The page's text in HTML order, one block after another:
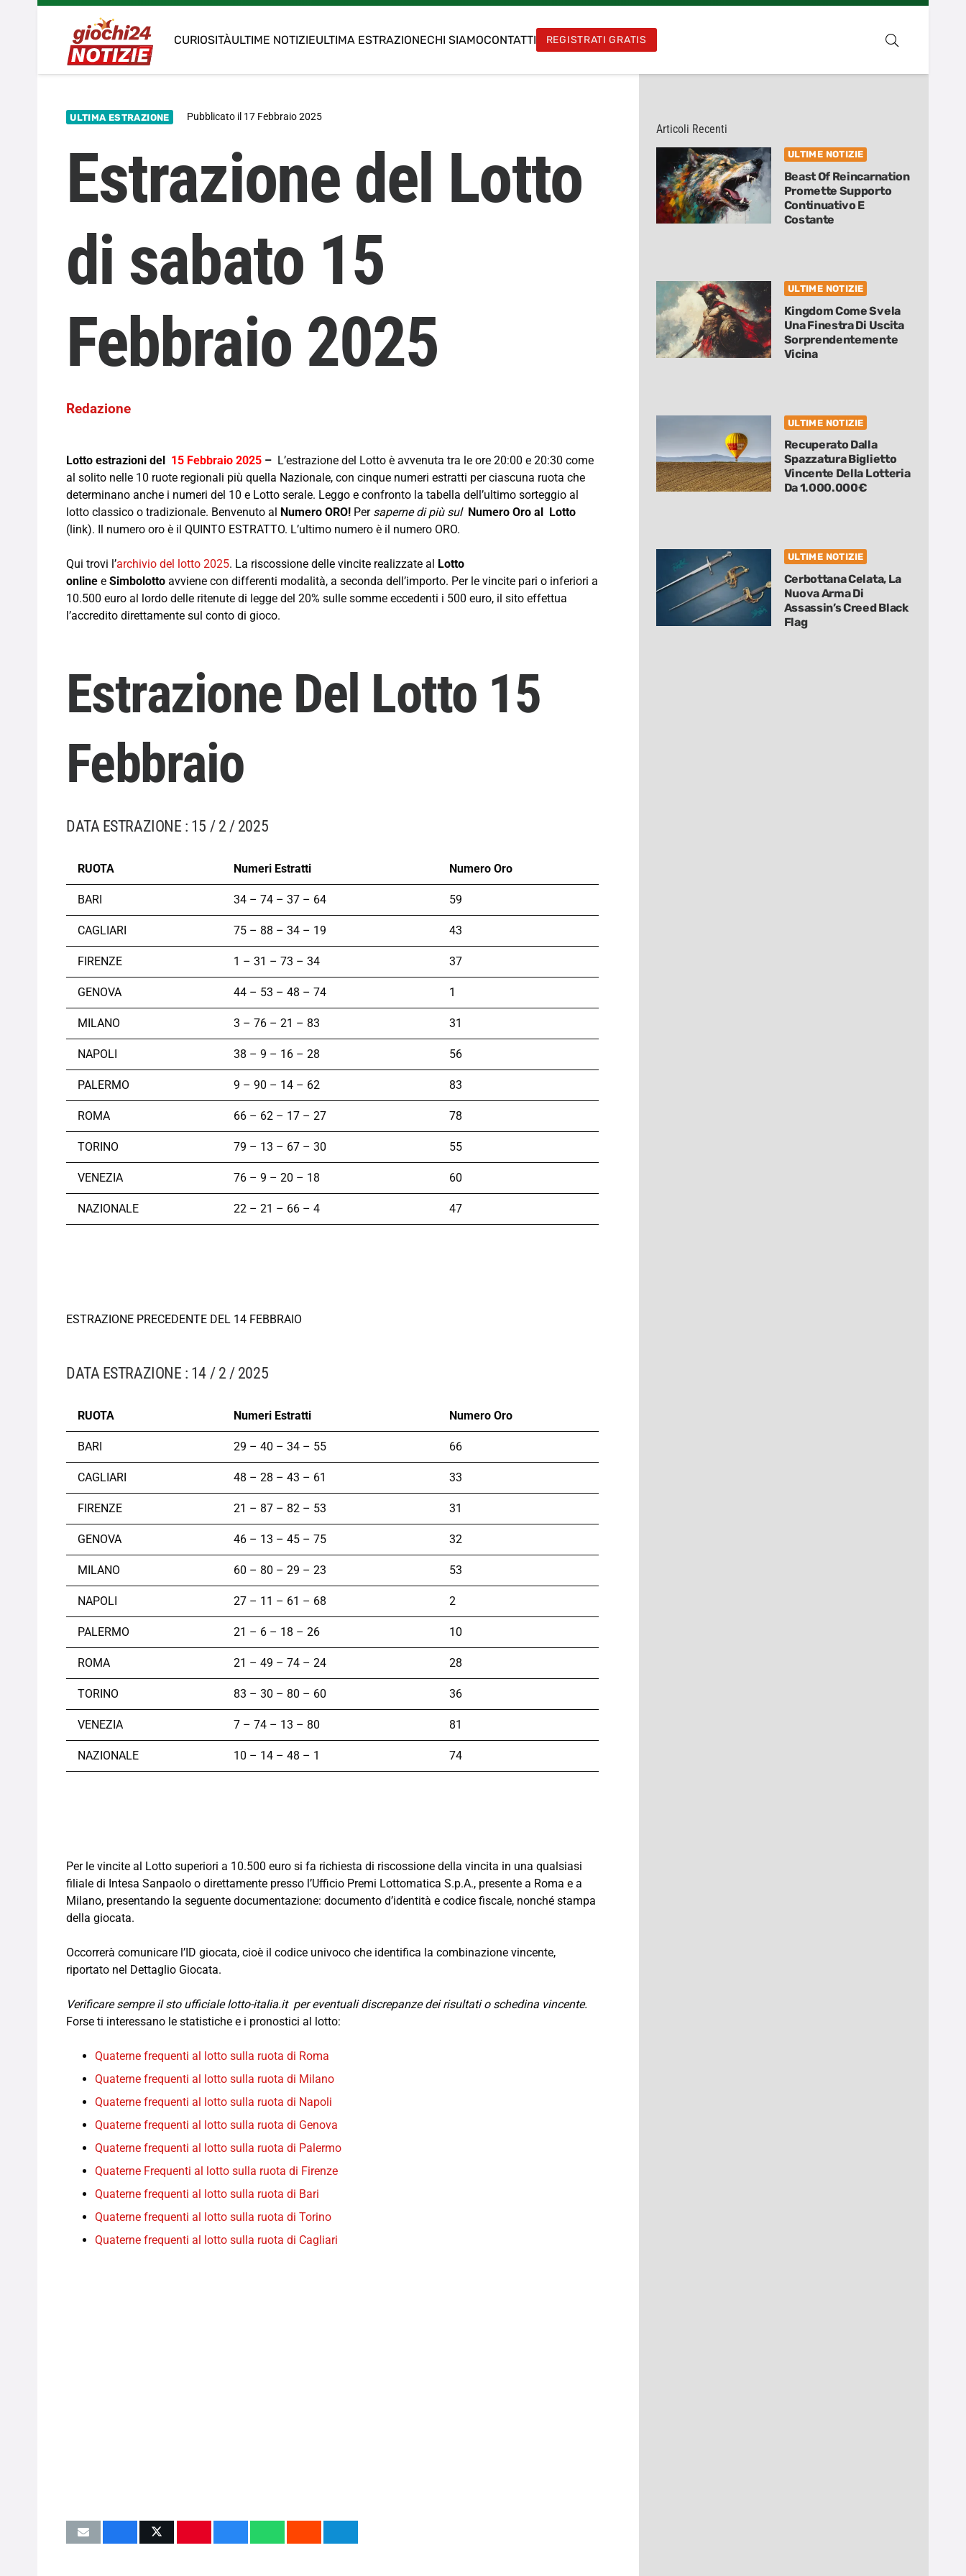
CURIOSITÀULTIME NOTIZIEULTIMA ESTRAZIONECHI SIAMOCONTATTI REGISTRATI GRATIS
ULTIMA ESTRAZIONE Pubblicato il 17 Febbraio 2025
Estrazione del Lotto
di sabato 15
Febbraio 2025
Redazione
Lotto estrazioni del 15 Febbraio 2025 – L’estrazione del Lotto è avvenuta tra le ore 20:00 e 20:30 come
al solito nelle 10 ruote regionali più quella Nazionale, con cinque numeri estratti per ciascuna ruota che
determinano anche i numeri del 10 e Lotto serale. Leggo e confronto la tabella dell’ultimo sorteggio al
lotto classico o tradizionale. Benvenuto al Numero ORO! Per saperne di più sul Numero Oro al Lotto
(link). Il numero oro è il QUINTO ESTRATTO. L’ultimo numero è il numero ORO.
Qui trovi l’archivio del lotto 2025. La riscossione delle vincite realizzate al Lotto
online e Simbolotto avviene con differenti modalità, a seconda dell’importo. Per le vincite pari o inferiori a
10.500 euro al lordo delle ritenute di legge del 20% sulle somme eccedenti i 500 euro, il sito effettua
l’accredito direttamente sul conto di gioco.
Estrazione Del Lotto 15
Febbraio
DATA ESTRAZIONE : 15 / 2 / 2025
RUOTA Numeri Estratti Numero Oro
BARI 34 – 74 – 37 – 64 59
CAGLIARI 75 – 88 – 34 – 19 43
FIRENZE 1 – 31 – 73 – 34 37
GENOVA 44 – 53 – 48 – 74 1
MILANO 3 – 76 – 21 – 83 31
NAPOLI 38 – 9 – 16 – 28 56
PALERMO 9 – 90 – 14 – 62 83
ROMA 66 – 62 – 17 – 27 78
TORINO 79 – 13 – 67 – 30 55
VENEZIA 76 – 9 – 20 – 18 60
NAZIONALE 22 – 21 – 66 – 4 47
ESTRAZIONE PRECEDENTE DEL 14 FEBBRAIO
DATA ESTRAZIONE : 14 / 2 / 2025
RUOTA Numeri Estratti Numero Oro
BARI 29 – 40 – 34 – 55 66
CAGLIARI 48 – 28 – 43 – 61 33
FIRENZE 21 – 87 – 82 – 53 31
GENOVA 46 – 13 – 45 – 75 32
MILANO 60 – 80 – 29 – 23 53
NAPOLI 27 – 11 – 61 – 68 2
PALERMO 21 – 6 – 18 – 26 10
ROMA 21 – 49 – 74 – 24 28
TORINO 83 – 30 – 80 – 60 36
VENEZIA 7 – 74 – 13 – 80 81
NAZIONALE 10 – 14 – 48 – 1 74
Per le vincite al Lotto superiori a 10.500 euro si fa richiesta di riscossione della vincita in una qualsiasi
filiale di Intesa Sanpaolo o direttamente presso l’Ufficio Premi Lottomatica S.p.A., presente a Roma e a
Milano, presentando la seguente documentazione: documento d’identità e codice fiscale, nonché stampa
della giocata.
Occorrerà comunicare l’ID giocata, cioè il codice univoco che identifica la combinazione vincente,
riportato nel Dettaglio Giocata.
Verificare sempre il sto ufficiale lotto-italia.it per eventuali discrepanze dei risultati o schedina vincente.
Forse ti interessano le statistiche e i pronostici al lotto:
Quaterne frequenti al lotto sulla ruota di Roma
Quaterne frequenti al lotto sulla ruota di Milano
Quaterne frequenti al lotto sulla ruota di Napoli
Quaterne frequenti al lotto sulla ruota di Genova
Quaterne frequenti al lotto sulla ruota di Palermo
Quaterne Frequenti al lotto sulla ruota di Firenze
Quaterne frequenti al lotto sulla ruota di Bari
Quaterne frequenti al lotto sulla ruota di Torino
Quaterne frequenti al lotto sulla ruota di Cagliari
Articoli Recenti
ULTIME NOTIZIE
Beast Of Reincarnation
Promette Supporto
Continuativo E
Costante
ULTIME NOTIZIE
Kingdom Come Svela
Una Finestra Di Uscita
Sorprendentemente
Vicina
ULTIME NOTIZIE
Recuperato Dalla
Spazzatura Biglietto
Vincente Della Lotteria
Da 1.000.000€
ULTIME NOTIZIE
Cerbottana Celata, La
Nuova Arma Di
Assassin’s Creed Black
Flag